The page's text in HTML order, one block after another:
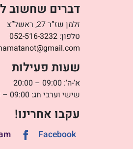
דברים שחשוב
זלמן שז”ר 27, ראשל”צ
טלפון: 052-516-3232
שעות פעילות
א’-ה’: 09:00 – 20:00
שישי וערבי חג: 09:00 – 14:00
עקבו אחרינו!
Facebook